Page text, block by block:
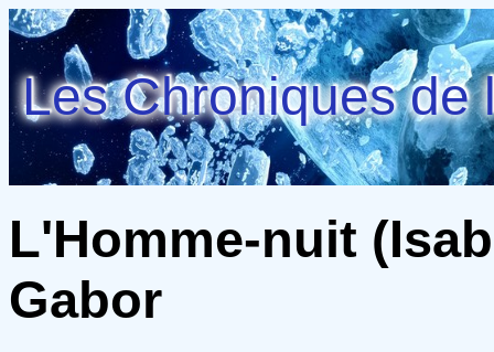
Les Chroniques de
L'Homme-nuit
Gabor